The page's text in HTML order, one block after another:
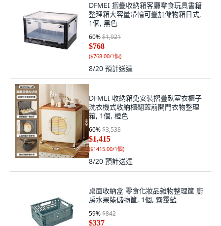
DFMEI 摺疊收納箱客廳零食玩具書籍
整理箱大容量帶輪可疊加儲物箱日式,
1個, 黑色
60%$1,921
$768
($768.00/1個)
8/20 預計送達
DFMEI 收納箱免安裝摺疊臥室衣櫃子
洗衣機式收納櫃翻蓋前開門衣物整理
箱, 1個, 橙色
60%$3,538
$1,415
($1415.00/1個)
8/20 預計送達
桌面收納盒 零食化妝品雜物整理筐 廚
房水果籃儲物筐, 1個, 霧靄藍
59%$842
$337